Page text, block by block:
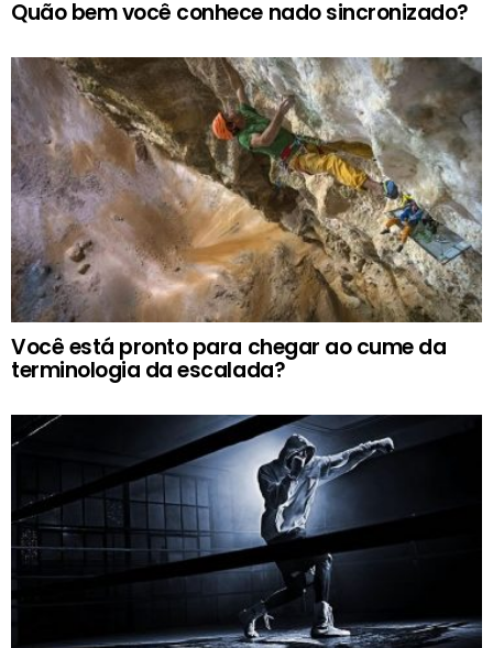
Quão bem você conhece nado sincronizado?
Você está pronto para chegar ao cume da
terminologia da escalada?